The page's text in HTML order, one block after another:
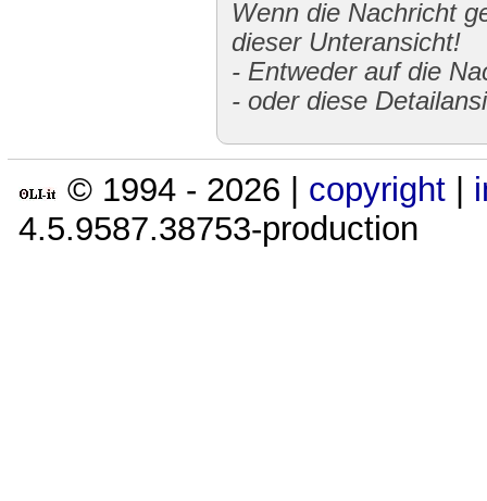
Wenn die Nachricht
dieser Unteransicht!
- Entweder auf die
- oder diese
© 1994 - 2026 copyright
4.5.9587.38753-production